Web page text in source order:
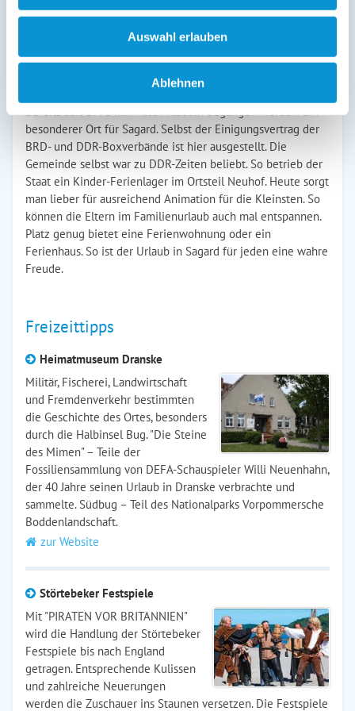
Auswahl erlauben
Ablehnen
Boxsportmuseumdar. Es existieren auf der gesamten Welt
in Deutschland einmalig. 1972 begann der Gründer, Leo
Weichbrodt, mit dieser Leidenschaft. Er fing an, diverse
Exponate rund um den Boxsport zu sammeln. Heut umfasst
Bereits seit 1991 kann das Museum begangen werden. Ein
besonderer Ort für Sagard. Selbst der Einigungsvertrag der
BRD- und DDR-Boxverbände ist hier ausgestellt. Die
Gemeinde selbst war zu DDR-Zeiten beliebt. So betrieb der
Staat ein Kinder-Ferienlager im Ortsteil Neuhof. Heute sorgt
man lieber für ausreichend Animation für die Kleinsten. So
können die Eltern im Familienurlaub auch mal entspannen.
Platz genug bietet eine Ferienwohnung oder ein
Ferienhaus. So ist der Urlaub in Sagard für jeden eine wahre
Freude.
Freizeittipps
Heimatmuseum Dranske
Militär, Fischerei, Landwirtschaft
und Fremdenverkehr bestimmten
die Geschichte des Ortes, besonders
durch die Halbinsel Bug. "Die Steine
des Mimen" – Teile der
Fossiliensammlung von DEFA-Schauspieler Willi Neuenhahn,
der 40 Jahre seinen Urlaub in Dranske verbrachte und
sammelte. Südbug – Teil des Nationalparks Vorpommersche
Boddenlandschaft.
zur Website
Störtebeker Festspiele
Mit "PIRATEN VOR BRITANNIEN"
wird die Handlung der Störtebeker
Festspiele bis nach England
getragen. Entsprechende Kulissen
und zahlreiche Neuerungen
werden die Zuschauer ins Staunen versetzen. Die Festspiele